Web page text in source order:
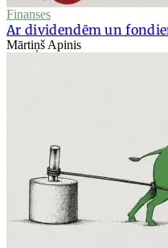
Finanses
Ar dividendēm un
Mārtiņš Apinis